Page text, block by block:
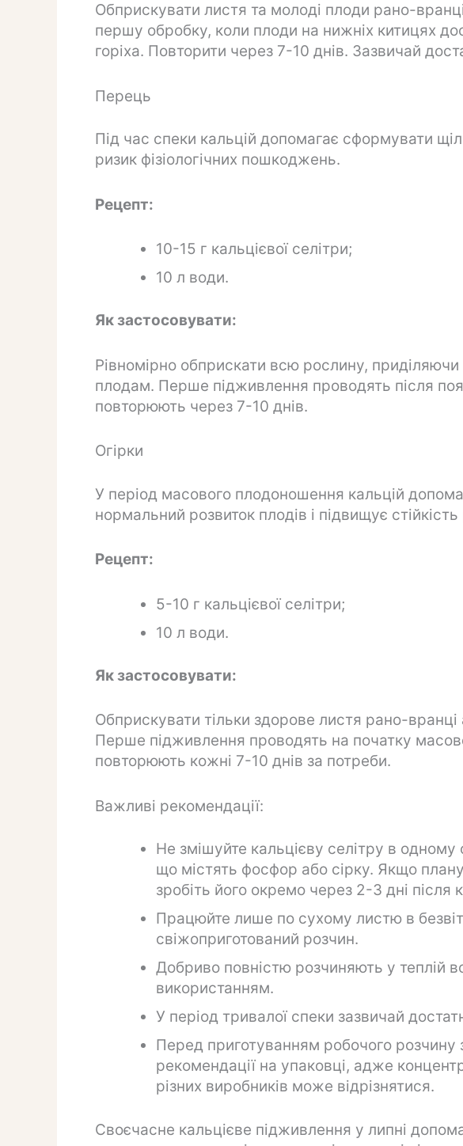
Обприскувати листя та молоді плоди рано-
першу обробку, коли плоди на нижніх китицях
горіха. Повторити через 7-10 днів. Зазвичай
Перець
Під час спеки кальцій допомагає сформувати
ризик фізіологічних пошкоджень.
Рецепт:
10-15 г кальцієвої селітри;
10 л води.
Як застосовувати:
Рівномірно обприскати всю рослину,
плодам. Перше підживлення проводять після
повторюють через 7-10 днів.
Огірки
У період масового плодоношення кальцій
нормальний розвиток плодів і підвищує
Рецепт:
5-10 г кальцієвої селітри;
10 л води.
Як застосовувати:
Обприскувати тільки здорове листя рано-вранці
Перше підживлення проводять на початку
повторюють кожні 7-10 днів за потреби.
Важливі рекомендації:
Не змішуйте кальцієву селітру в
що містять фосфор або сірку. Якщо
зробіть його окремо через 2-3 дні після
Працюйте лише по сухому листю в
свіжоприготований розчин.
Добриво повністю розчиняють у теплій
використанням.
У період тривалої спеки зазвичай
Перед приготуванням робочого розчину
рекомендації на упаковці, адже
різних виробників може відрізнятися.
Своєчасне кальцієве підживлення у липні